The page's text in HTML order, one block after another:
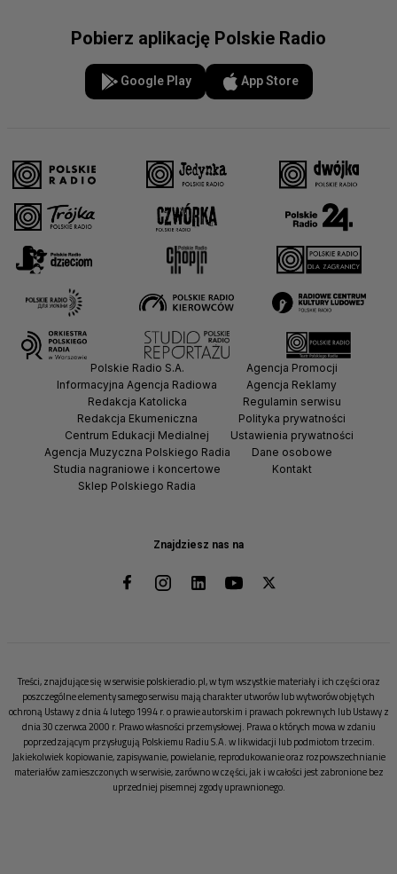
Pobierz aplikację Polskie Radio
Google Play App Store
Znajdziesz nas na
Polskie Radio S.A.
Informacyjna Agencja Radiowa
Redakcja Katolicka
Redakcja Ekumeniczna
Centrum Edukacji Medialnej
Agencja Muzyczna Polskiego Radia
Studia nagraniowe i koncertowe
Sklep Polskiego Radia
Agencja Promocji
Agencja Reklamy
Regulamin serwisu
Polityka prywatności
Ustawienia prywatności
Dane osobowe
Kontakt
Treści, znajdujące się w serwisie polskieradio.pl, w tym wszystkie materiały i ich części oraz
poszczególne elementy samego serwisu mają charakter utworów lub wytworów objętych
ochroną Ustawy z dnia 4 lutego 1994 r. o prawie autorskim i prawach pokrewnych lub Ustawy z
dnia 30 czerwca 2000 r. Prawo własności przemysłowej. Prawa o których mowa w zdaniu
poprzedzającym przysługują Polskiemu Radiu S.A. w likwidacji lub podmiotom trzecim.
Jakiekolwiek kopiowanie, zapisywanie, powielanie, reprodukowanie oraz rozpowszechnianie
materiałów zamieszczonych w serwisie, zarówno w części, jak i w całości jest zabronione bez
uprzedniej pisemnej zgody uprawnionego.